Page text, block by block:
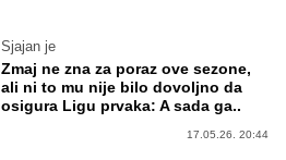
Sjajan je
Zmaj ne zna za poraz ove sezone,
ali ni to mu nije bilo dovoljno da
osigura Ligu prvaka: A sada ga..
17.05.26. 20:44